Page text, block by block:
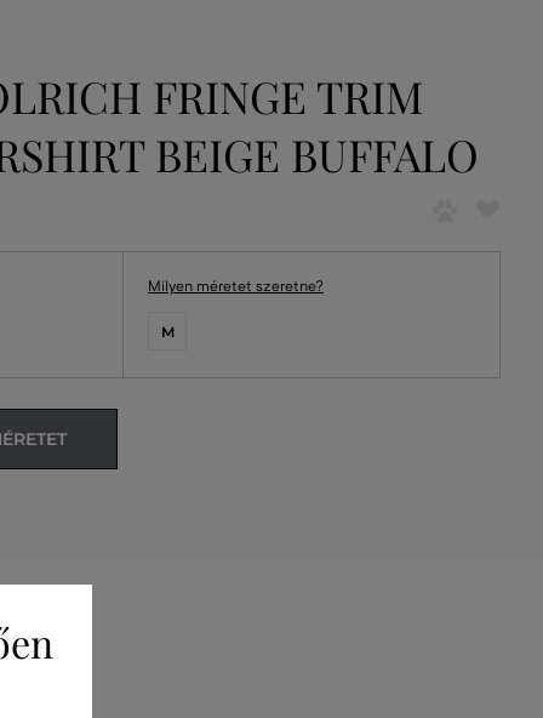
FRINGE TRIM
BEIGE BUFFALO
Milyen méretet szeretne?
M